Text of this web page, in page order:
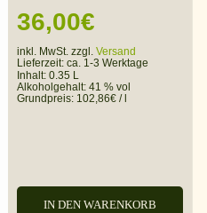
36,00€
inkl. MwSt. zzgl. Versand
Lieferzeit: ca. 1-3 Werktage
Inhalt: 0.35 L
Alkoholgehalt: 41 % vol
Grundpreis: 102,86€ /
IN DEN WARENKORB